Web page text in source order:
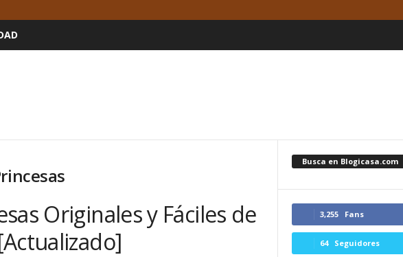
Originales y Fáciles de
Busca en Blogicasa.com
3,255 Fans
64 Seguidores